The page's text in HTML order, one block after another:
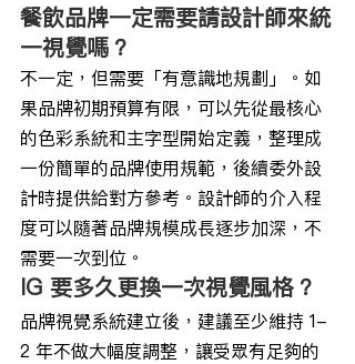
餐飲品牌一定需要請設計師來統
一視覺嗎？
不一定，但需要「有意識地規劃」。如
果品牌初期預算有限，可以先從最核心
的色彩系統和主字型開始定義，整理成
一份簡單的品牌使用規範，後續委外設
計時提供給對方參考。設計師的介入程
度可以隨著品牌規模成長逐步加深，不
需要一次到位。
IG 要多久更換一次視覺風格？
品牌視覺系統建立後，建議至少維持 1-
2 年不做大幅度調整，讓受眾有足夠的